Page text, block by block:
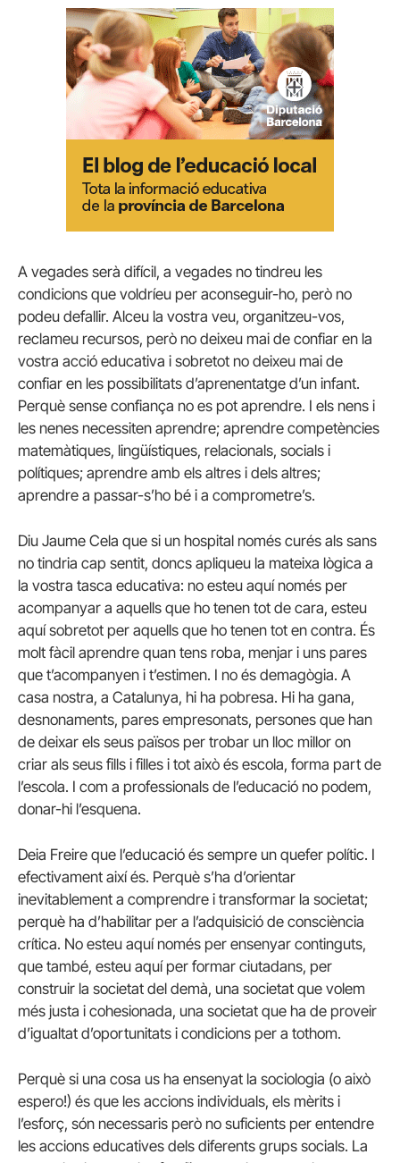
A vegades serà difícil, a vegades no tindreu les
condicions que voldríeu per aconseguir-ho, però no
podeu defallir. Alceu la vostra veu, organitzeu-vos,
reclameu recursos, però no deixeu mai de confiar en la
vostra acció educativa i sobretot no deixeu mai de
confiar en les possibilitats d’aprenentatge d’un infant.
Perquè sense confiança no es pot aprendre. I els nens i
les nenes necessiten aprendre; aprendre competències
matemàtiques, lingüístiques, relacionals, socials i
polítiques; aprendre amb els altres i dels altres;
aprendre a passar-s’ho bé i a comprometre’s.
Diu Jaume Cela que si un hospital només curés als sans
no tindria cap sentit, doncs apliqueu la mateixa lògica a
la vostra tasca educativa: no esteu aquí només per
acompanyar a aquells que ho tenen tot de cara, esteu
aquí sobretot per aquells que ho tenen tot en contra. És
molt fàcil aprendre quan tens roba, menjar i uns pares
que t’acompanyen i t’estimen. I no és demagògia. A
casa nostra, a Catalunya, hi ha pobresa. Hi ha gana,
desnonaments, pares empresonats, persones que han
de deixar els seus països per trobar un lloc millor on
criar als seus fills i filles i tot això és escola, forma part de
l’escola. I com a professionals de l’educació no podem,
donar-hi l’esquena.
Deia Freire que l’educació és sempre un quefer polític. I
efectivament així és. Perquè s’ha d’orientar
inevitablement a comprendre i transformar la societat;
perquè ha d’habilitar per a l’adquisició de consciència
crítica. No esteu aquí només per ensenyar continguts,
que també, esteu aquí per formar ciutadans, per
construir la societat del demà, una societat que volem
més justa i cohesionada, una societat que ha de proveir
d’igualtat d’oportunitats i condicions per a tothom.
Perquè si una cosa us ha ensenyat la sociologia (o això
espero!) és que les accions individuals, els mèrits i
l’esforç, són necessaris però no suficients per entendre
les accions educatives dels diferents grups socials. La